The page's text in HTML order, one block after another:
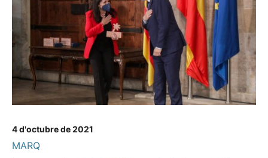
4 d'octubre de 2021
MARQ